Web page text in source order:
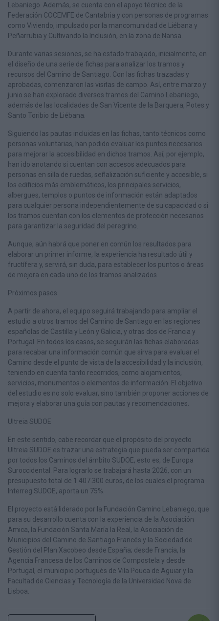
Lebaniego. Además, se cuenta con el apoyo técnico de la
Federación COCEMFE de Cantabria y con personas de programas
como Viviendo, impulsado por la mancomunidad de Liébana y
Peñarrubia y Cultivando la Inclusión, en la zona de Nansa.
Durante varias sesiones, se ha estado trabajado, inicialmente, en
el diseño de una serie de fichas para analizar los tramos y
recursos del Camino de Santiago. Con las fichas trazadas y
aprobadas, comenzaron las visitas de campo. Así, entre marzo y
junio se han explorado diversos tramos del Camino Lebaniego,
además de las localidades de San Vicente de la Barquera, Potes y
Santo Toribio de Liébana.
Siguiendo las pautas incluidas en las fichas, tanto técnicos como
personas voluntarias, han podido evaluar los puntos necesarios
para mejorar la accesibilidad en dichos tramos. Así, por ejemplo,
han ido anotando si cuentan con accesos adecuados para
personas en silla de ruedas, señalización suficiente y accesible, si
los edificios más emblemáticos, los principales servicios,
albergues, templos o puntos de información están adaptados
para cualquier persona independientemente de su capacidad o si
los tramos cuentan con los elementos de protección necesarios
para garantizar la seguridad del peregrino.
Aunque, aún habrá que poner en común los resultados para
elaborar un primer informe, la experiencia ha resultado útil y
fructífera y, servirá, sin duda, para establecer los puntos o áreas
de mejora en cada uno de los tramos analizados.
Próximos pasos
A partir de ahora, el equipo seguirá trabajando para ampliar el
estudio a otros tramos del Camino de Santiago en las regiones
españolas de Castilla y León y Galicia, y otras dos de Francia y
Portugal. En todos los casos, se seguirán las fichas elaboradas
para recabar una información común que sirva para evaluar el
Camino desde el punto de vista de la accesibilidad y la inclusión,
teniendo en cuenta tanto recorridos, como alojamientos,
servicios, monumentos o elementos de información. El objetivo
del estudio es no solo evaluar, sino también proponer acciones de
mejora y elaborar una guía con pautas y recomendaciones.
Ultreia SUDOE
En este sentido, cabe recordar que el propósito del proyecto
Ultreia SUDOE es trazar una estrategia que pueda ser compartida
por todos los Caminos del ámbito SUDOE, esto es, de Europa
Suroccidental. Para lograrlo se trabajará hasta 2026, con un
presupuesto total de 1.407.300 euros, de los cuales el programa
Interreg SUDOE, aporta un 75%.
El proyecto está liderado por la Fundación Camino Lebaniego, que
para su desarrollo cuenta con la experiencia de la Asociación
Amica, la Fundación Santa María la Real, la Asociación de
Municipios del Camino de Santiago Francés y la Sociedad de
Gestión del Plan Xacobeo desde España; desde Francia, la
Agencia Francesa de los Caminos de Compostela y desde
Portugal, el municipio portugués de Vila Pouca de Aguiar y la
Facultad de Ciencias y Tecnología de la Universidad Nova de
Lisboa.